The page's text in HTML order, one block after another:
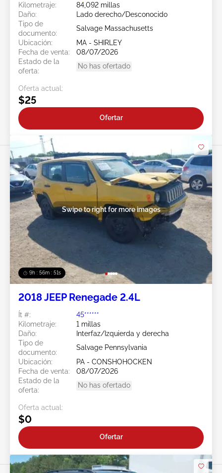
Kilometraje:
84,092 millas
Daño:
Lado derecho/Desconocido
Tipo de
documento:
Salvage Massachusetts
Ubicación:
MA - SHIRLEY
Fecha de venta:
08/07/2026
Estado de la
oferta:
No has ofertado
Oferta actual:
$25
Ofertar
9h : 56m : 49s
Swipe to right for more images
2018 JEEP Renegade 2.4L
Ít #:
45******
Kilometraje:
1 millas
Daño:
Interfaz/Izquierda y derecha
Tipo de
documento:
Salvage Pennsylvania
Ubicación:
PA - CONSHOHOCKEN
Fecha de venta:
08/07/2026
Estado de la
oferta:
No has ofertado
Oferta actual:
$0
Ofertar